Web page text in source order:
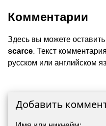
Комментарии
Здесь вы можете
scarce. Текст
русском или английском
Добавить